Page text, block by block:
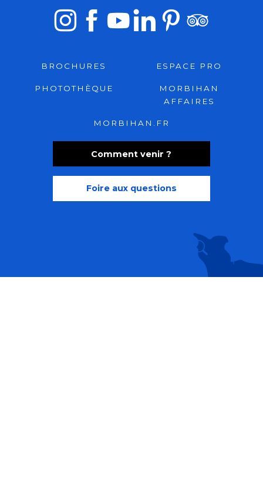
Recherche
Comment venir ?
Foire aux questions
BROCHURES ESPACE PRO
PHOTOTHÈQUE
MORBIHAN
AFFAIRES
MORBIHAN.FR